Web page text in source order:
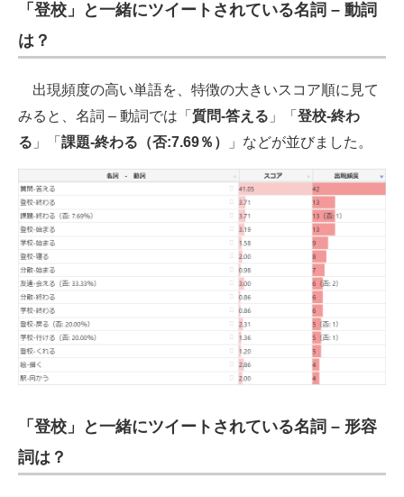
「登校」と一緒にツイートされている名詞 – 動詞
は？
出現頻度の高い単語を、特徴の大きいスコア順に見て
みると、名詞 – 動詞では「 質問-答える 」「 登校-終わ
る 」「 課題-終わる（否:7.69％） 」などが並びました。
「登校」と一緒にツイートされている名詞 – 形容
詞は？